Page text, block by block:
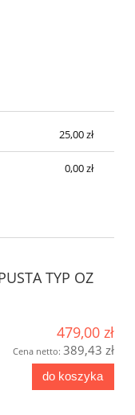
25,00 zł
0,00 zł
TYP OZ
479,00 zł
Cena netto: 389,43 zł
do koszyka